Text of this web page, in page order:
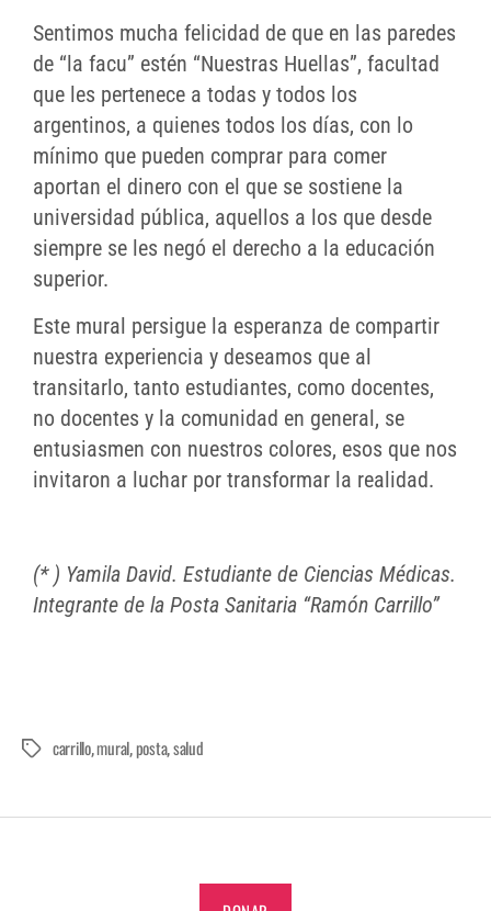
Sentimos mucha felicidad de que en las paredes
de “la facu” estén “Nuestras Huellas”, facultad
que les pertenece a todas y todos los
argentinos, a quienes todos los días, con lo
mínimo que pueden comprar para comer
aportan el dinero con el que se sostiene la
universidad pública, aquellos a los que desde
siempre se les negó el derecho a la educación
superior.
Este mural persigue la esperanza de compartir
nuestra experiencia y deseamos que al
transitarlo, tanto estudiantes, como docentes,
no docentes y la comunidad en general, se
entusiasmen con nuestros colores, esos que nos
invitaron a luchar por transformar la realidad.
(* ) Yamila David. Estudiante de Ciencias Médicas.
Integrante de la Posta Sanitaria “Ramón Carrillo”
carrillo,mural,posta,salud